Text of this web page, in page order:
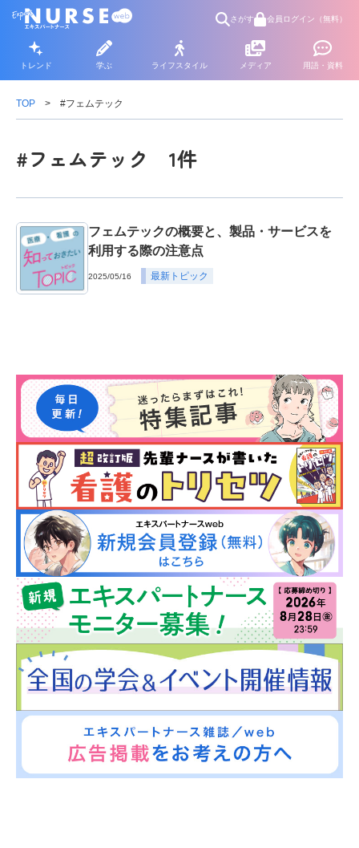
さがす 会員ログイン（無料）
トレンド 学ぶ ライフスタイル メディア 用語・資料
TOP #フェムテック
#フェムテック 1件
フェムテックの概要と、製品・サービスを
利用する際の注意点
2025/05/16 最新トピック